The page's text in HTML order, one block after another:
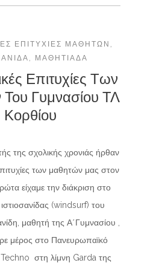
ΕΠΙΤΥΧΊΕΣ ΜΑΘΗΤΏΝ ,
, ΜΑΘΗΤΙΆΔΑ
Επιτυχίες Των
Γυμνασίου ΤΛ
Κορθίου
της σχολικής χρονιάς ήρθαν
των μαθητών μας στον
είχαμε την διάκριση στο
(windsurf) του
μαθητή της Α΄Γυμνασίου ,
μέρος στο Πανευρωπαϊκό
στη λίμνη Garda της